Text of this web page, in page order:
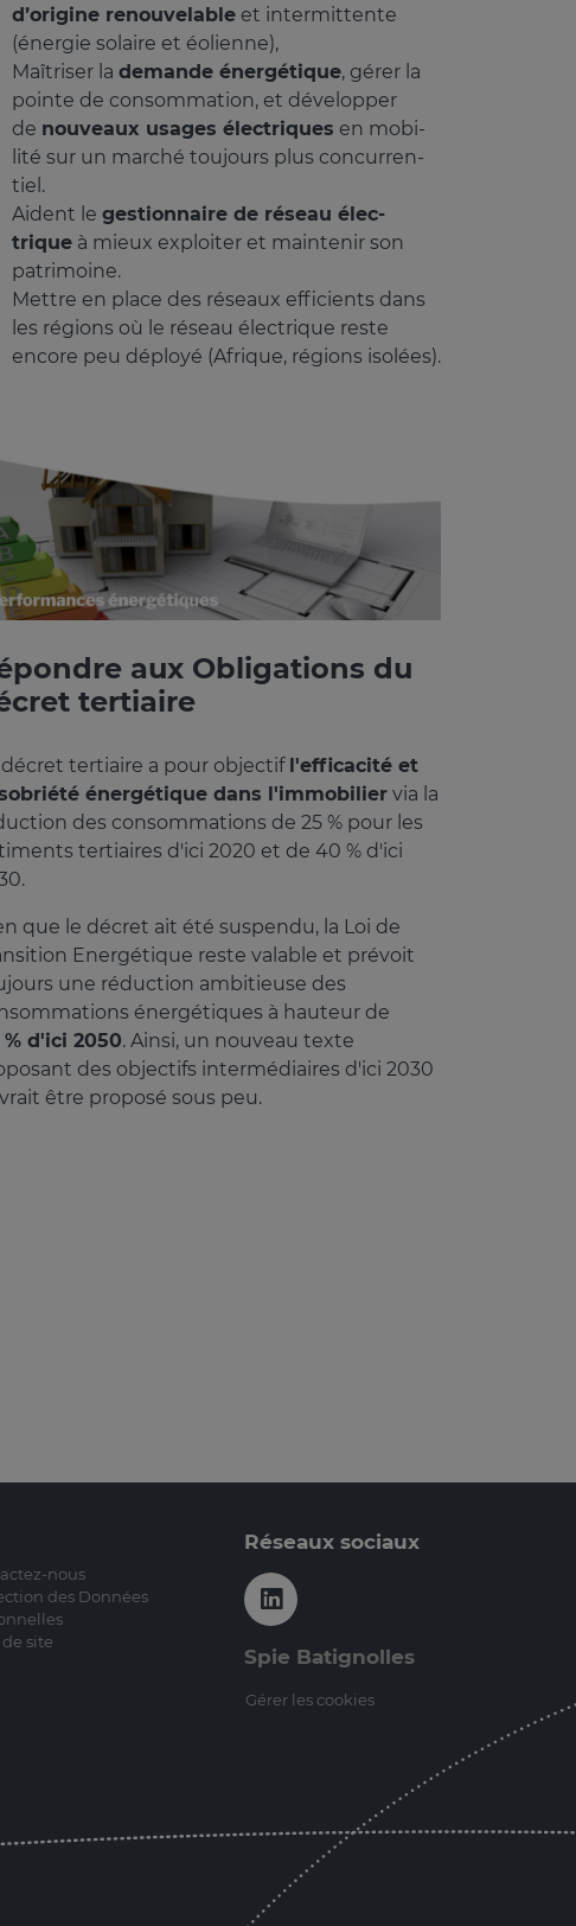
d’ori­gine renou­ve­lableet inter­mit­tente
(éner­gie solaire et éolienne),
Maîtri­ser la demande éner­gé­tique, gérer la
pointe de consom­ma­tion, et déve­lop­per
de nouveaux usages élec­triques en mobi­
lité sur un marché toujours plus concur­ren­
tiel.
Aident le gestion­naire de réseau élec­
triqueà mieux exploi­ter et main­te­nir son
patri­moine.
Mettre en place des réseaux effi­cients dans
les régions où le réseau élec­trique reste
encore peu déployé (Afrique, régions isolées).
aux Obligations du
tertiaire
décret tertiaire a pour objectif l'efficacité et
énergétique dans l'immobiliervia la
des consommations de 25 % pour les
tertiaires d'ici 2020 et de 40 % d'ici
que le décret ait été suspendu, la Loi de
Energétique reste valable et prévoit
une réduction ambitieuse des
énergétiques à hauteur de
% d'ici 2050. Ainsi, un nouveau texte
des objectifs intermédiaires d'ici 2030
être proposé sous peu.
nous
des Données
site
Réseaux sociaux
Spie Batignolles
Gérer les cookies